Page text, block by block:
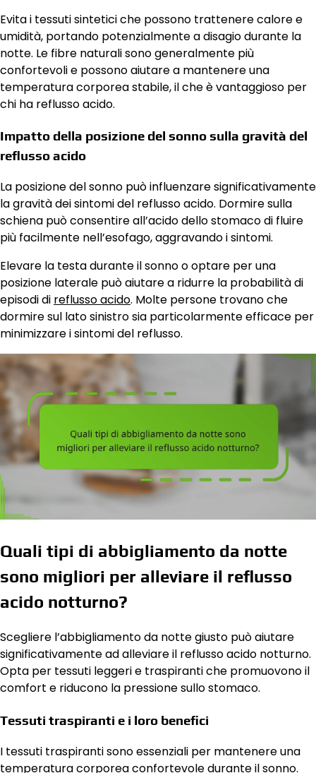
Evita i tessuti sintetici che possono trattenere calore e
umidità, portando potenzialmente a disagio durante la
notte. Le fibre naturali sono generalmente più
confortevoli e possono aiutare a mantenere una
temperatura corporea stabile, il che è vantaggioso per
chi ha reflusso acido.
Impatto della posizione del sonno sulla gravità del
reflusso acido
La posizione del sonno può influenzare significativamente
la gravità dei sintomi del reflusso acido. Dormire sulla
schiena può consentire all’acido dello stomaco di fluire
più facilmente nell’esofago, aggravando i sintomi.
Elevare la testa durante il sonno o optare per una
posizione laterale può aiutare a ridurre la probabilità di
episodi di reflusso acido. Molte persone trovano che
dormire sul lato sinistro sia particolarmente efficace per
minimizzare i sintomi del reflusso.
Quali tipi di abbigliamento da notte
sono migliori per alleviare il reflusso
acido notturno?
Scegliere l’abbigliamento da notte giusto può aiutare
significativamente ad alleviare il reflusso acido notturno.
Opta per tessuti leggeri e traspiranti che promuovono il
comfort e riducono la pressione sullo stomaco.
Tessuti traspiranti e i loro benefici
I tessuti traspiranti sono essenziali per mantenere una
temperatura corporea confortevole durante il sonno.